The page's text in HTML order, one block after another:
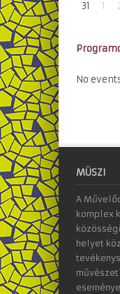
31
1
No
MÜSZI
A
komplex
helyet